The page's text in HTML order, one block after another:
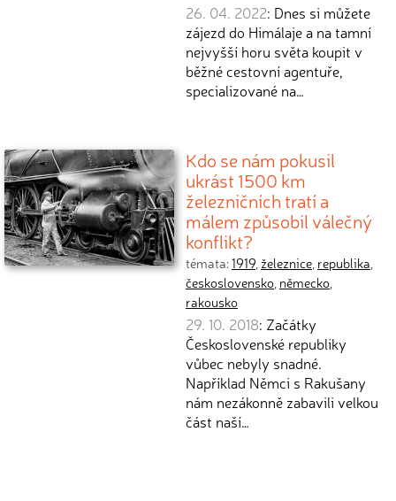
26. 04. 2022: Dnes si můžete
zájezd do Himálaje a na tamní
nejvyšší horu světa koupit v
běžné cestovní agentuře,
specializované na…
Kdo se nám pokusil
ukrást 1500 km
železničních tratí a
málem způsobil válečný
konflikt?
témata:1919, železnice, republika,
československo, německo,
rakousko
29. 10. 2018: Začátky
Československé republiky
vůbec nebyly snadné.
Například Němci s Rakušany
nám nezákonně zabavili velkou
část naší…